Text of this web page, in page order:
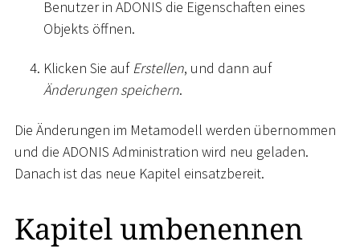
Benutzer in ADONIS die Eigenschaften eines
Objekts öffnen.
Klicken Sie aufErstellen, und dann auf
Änderungen speichern.
Die Änderungen im Metamodell werden übernommen
und die ADONIS Administration wird neu geladen.
Danach ist das neue Kapitel einsatzbereit.
Kapitel umbenennen